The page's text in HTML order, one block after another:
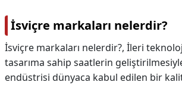
İsviçre markaları nelerdir?
İsviçre markaları nelerdir?, İleri
tasarıma sahip saatlerin
endüstrisi dünyaca kabul edilen bir